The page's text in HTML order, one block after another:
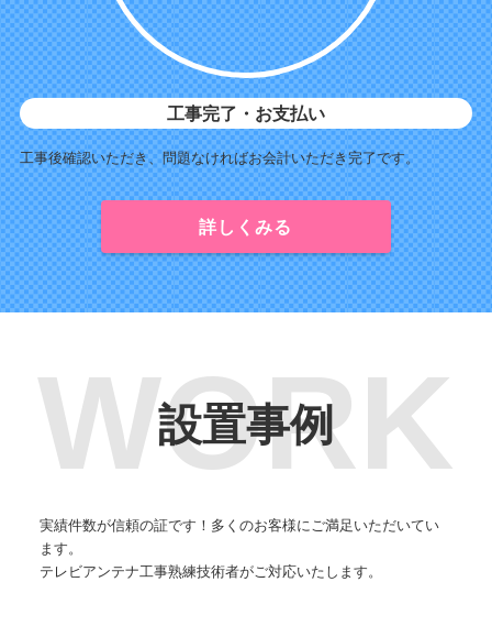
工事完了・お支払い
工事後確認いただき、問題なければお会計いただき完了です。
詳しくみる
設置事例
実績件数が信頼の証です！多くのお客様にご満足いただいてい
ます。
テレビアンテナ工事熟練技術者がご対応いたします。